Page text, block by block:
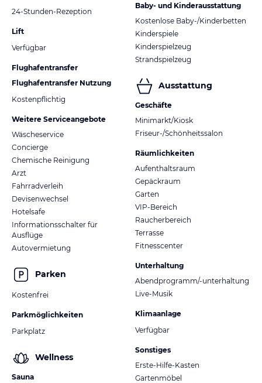
24-Stunden-Rezeption
Lift
Verfügbar
Flughafentransfer
Flughafentransfer Nutzung
Kostenpflichtig
Weitere Serviceangebote
Wäscheservice
Concierge
Chemische Reinigung
Arzt
Fahrradverleih
Devisenwechsel
Hotelsafe
Informationsschalter für
Ausflüge
Autovermietung
Parken
Kostenfrei
Parkmöglichkeiten
Parkplatz
Wellness
Sauna
Baby- und Kinderausstattung
Kostenlose Baby-/Kinderbetten
Kinderspiele
Kinderspielzeug
Strandspielzeug
Ausstattung
Geschäfte
Minimarkt/Kiosk
Friseur-/Schönheitssalon
Räumlichkeiten
Aufenthaltsraum
Gepäckraum
Garten
VIP-Bereich
Raucherbereich
Terrasse
Fitnesscenter
Unterhaltung
Abendprogramm/-unterhaltung
Live-Musik
Klimaanlage
Verfügbar
Sonstiges
Erste-Hilfe-Kasten
Gartenmöbel